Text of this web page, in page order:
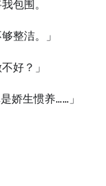
包围。
整洁。」
好？」
娇生惯养……」